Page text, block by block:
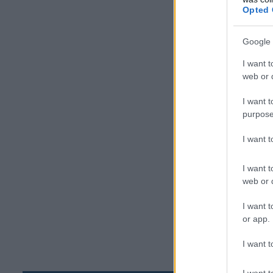
Opted
Google
I want
web or
I want
I want
I want
web or
I want
or app.
I want
η